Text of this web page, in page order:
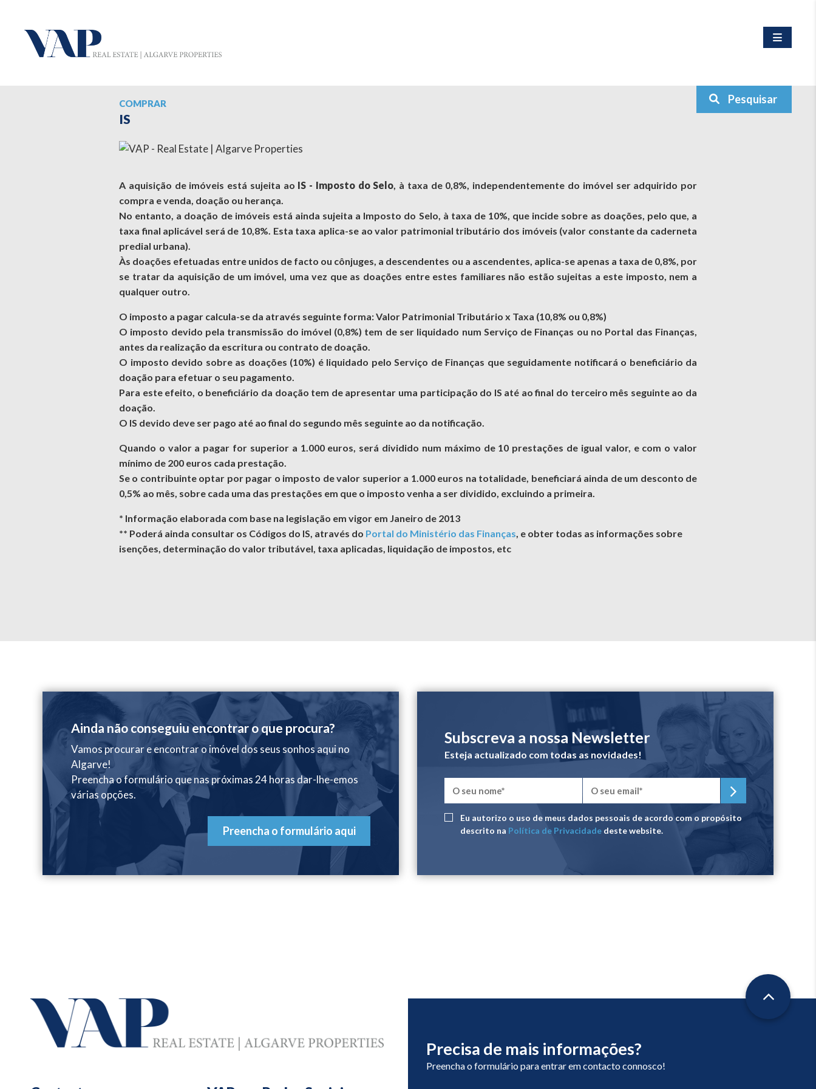
Pesquisar
COMPRAR
IS
A aquisição de imóveis está sujeita ao IS - Imposto do Selo, à taxa de 0,8%, independentemente do imóvel ser adquirido por
compra e venda, doação ou herança.
No entanto, a doação de imóveis está ainda sujeita a Imposto do Selo, à taxa de 10%, que incide sobre as doações, pelo que, a
taxa final aplicável será de 10,8%. Esta taxa aplica-se ao valor patrimonial tributário dos imóveis (valor constante da caderneta
predial urbana).
Às doações efetuadas entre unidos de facto ou cônjuges, a descendentes ou a ascendentes, aplica-se apenas a taxa de 0,8%, por
se tratar da aquisição de um imóvel, uma vez que as doações entre estes familiares não estão sujeitas a este imposto, nem a
qualquer outro.
O imposto a pagar calcula-se da através seguinte forma: Valor Patrimonial Tributário x Taxa (10,8% ou 0,8%)
O imposto devido pela transmissão do imóvel (0,8%) tem de ser liquidado num Serviço de Finanças ou no Portal das Finanças,
antes da realização da escritura ou contrato de doação.
O imposto devido sobre as doações (10%) é liquidado pelo Serviço de Finanças que seguidamente notificará o beneficiário da
doação para efetuar o seu pagamento.
Para este efeito, o beneficiário da doação tem de apresentar uma participação do IS até ao final do terceiro mês seguinte ao da
doação.
O IS devido deve ser pago até ao final do segundo mês seguinte ao da notificação.
Quando o valor a pagar for superior a 1.000 euros, será dividido num máximo de 10 prestações de igual valor, e com o valor
mínimo de 200 euros cada prestação.
Se o contribuinte optar por pagar o imposto de valor superior a 1.000 euros na totalidade, beneficiará ainda de um desconto de
0,5% ao mês, sobre cada uma das prestações em que o imposto venha a ser dividido, excluindo a primeira.
* Informação elaborada com base na legislação em vigor em Janeiro de 2013
** Poderá ainda consultar os Códigos do IS, através do Portal do Ministério das Finanças, e obter todas as informações sobre
isenções, determinação do valor tributável, taxa aplicadas, liquidação de impostos, etc
Ainda não conseguiu encontrar o que procura?
Vamos procurar e encontrar o imóvel dos seus sonhos aqui no
Algarve!
Preencha o formulário que nas próximas 24 horas dar-lhe-emos
várias opções.
Preencha o formulário aqui
Subscreva a nossa Newsletter
Esteja actualizado com todas as novidades!
Eu autorizo ​​o uso de meus dados pessoais de acordo com o propósito
descrito na Política de Privacidade deste website.
Precisa de mais informações?
Preencha o formulário para entrar em contacto connosco!